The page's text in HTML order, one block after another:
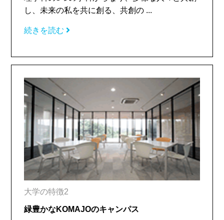
し、未来の私を共に創る、共創の ...
続きを読む
大学の特徴2
緑豊かなKOMAJOのキャンパス